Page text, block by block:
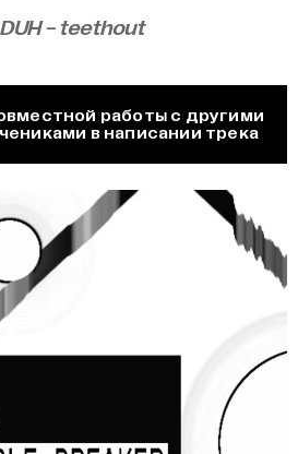
- teethout
работы с другими
в написании трека